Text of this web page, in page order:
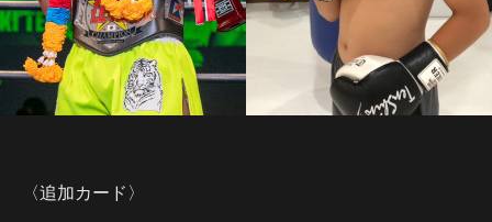
〈追加カード〉